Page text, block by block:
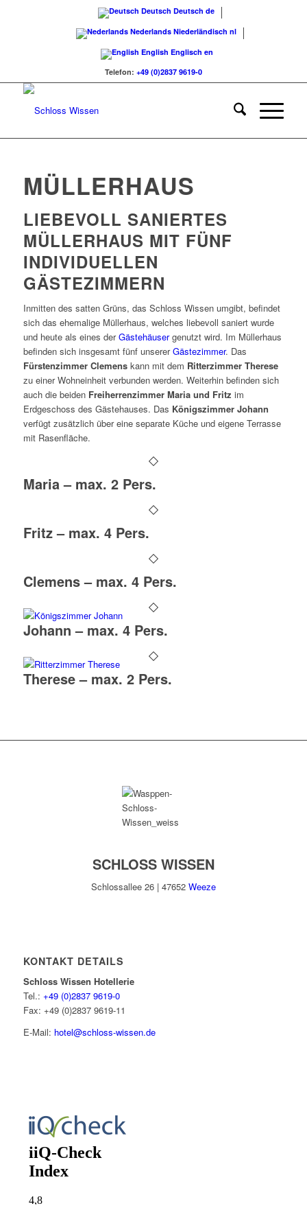
Deutsch Deutsch de
Nederlands Niederländisch nl
English Englisch en
Telefon: +49 (0)2837 9619-0
MÜLLERHAUS
LIEBEVOLL SANIERTES
MÜLLERHAUS MIT FÜNF
INDIVIDUELLEN
GÄSTEZIMMERN
Inmitten des satten Grüns, das Schloss Wissen umgibt, befindet
sich das ehemalige Müllerhaus, welches liebevoll saniert wurde
und heute als eines derGästehäusergenutzt wird. Im Müllerhaus
befinden sich insgesamt fünf unsererGästezimmer. Das
Fürstenzimmer Clemenskann mit dem Ritterzimmer Therese
zu einer Wohneinheit verbunden werden. Weiterhin befinden sich
auch die beiden Freiherrenzimmer Maria und Fritz im
Erdgeschoss des Gästehauses. Das Königszimmer Johann
verfügt zusätzlich über eine separate Küche und eigene Terrasse
mit Rasenfläche.
Maria – max. 2 Pers.
Fritz – max. 4 Pers.
Clemens – max. 4 Pers.
Johann – max. 4 Pers.
Therese – max. 2 Pers.
SCHLOSS WISSEN
Schlossallee 26 | 47652 Weeze
KONTAKT DETAILS
Schloss Wissen Hotellerie
Tel.: +49 (0)2837 9619-0
Fax: +49 (0)2837 9619-11
E-Mail: hotel@schloss-wissen.de